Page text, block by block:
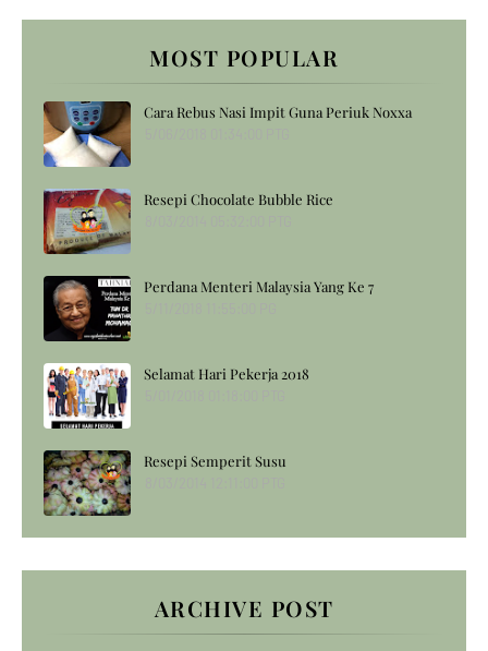
MOST POPULAR
Cara Rebus Nasi Impit Guna Periuk Noxxa
Resepi Chocolate Bubble Rice
Perdana Menteri Malaysia Yang Ke 7
Selamat Hari Pekerja 2018
Resepi Semperit Susu
ARCHIVE POST